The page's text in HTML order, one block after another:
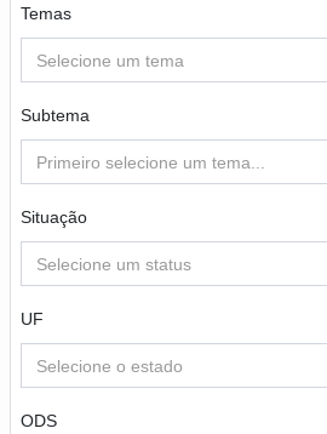
Temas
Selecione um tema
Subtema
Primeiro selecione um tema...
Situação
Selecione um status
UF
Selecione o estado
ODS